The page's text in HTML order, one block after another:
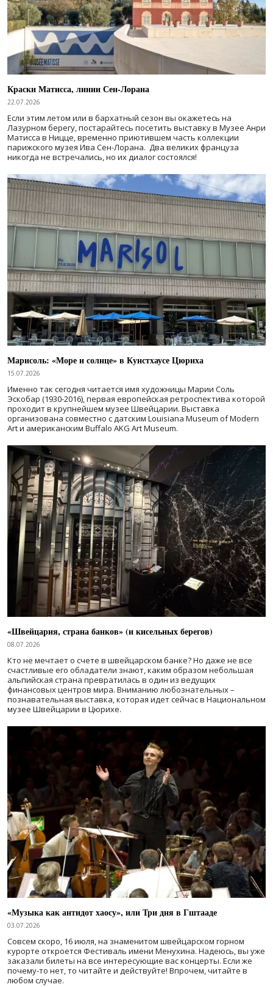
Краски Матисса, линии Сен-Лорана
22.07.2026
Если этим летом или в бархатный сезон вы окажетесь на
Лазурном берегу, постарайтесь посетить выставку в Музее Анри
Матисса в Ницце, временно приютившем часть коллекции
парижского музея Ива Сен-Лорана. Два великих француза
никогда не встречались, но их диалог состоялся!
Марисоль: «Море и солнце» в Кунстхаусе Цюриха
15.07.2026
Именно так сегодня читается имя художницы Марии Соль
Эскобар (1930-2016), первая европейская ретроспектива которой
проходит в крупнейшем музее Швейцарии. Выставка
организована совместно с датским Louisiana Museum of Modern
Art и американским Buffalo AKG Art Museum.
«Швейцария, страна банков» (и кисельных берегов)
08.07.2026
Кто не мечтает о счете в швейцарском банке? Но даже не все
счастливые его обладатели знают, каким образом небольшая
альпийская страна превратилась в один из ведущих
финансовых центров мира. Вниманию любознательных –
познавательная выставка, которая идет сейчас в Национальном
музее Швейцарии в Цюрихе.
«Музыка как антидот хаосу», или Три дня в Гштааде
03.07.2026
Совсем скоро, 16 июля, на знаменитом швейцарском горном
курорте откроется Фестиваль имени Менухина. Надеюсь, вы уже
заказали билеты на все интересующие вас концерты. Если же
почему-то нет, то читайте и действуйте! Впрочем, читайте в
любом случае.